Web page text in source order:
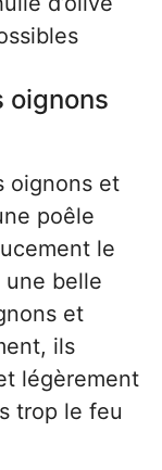
oignons
oignons et
poêle
le
une belle
et
ils
légèrement
trop le feu